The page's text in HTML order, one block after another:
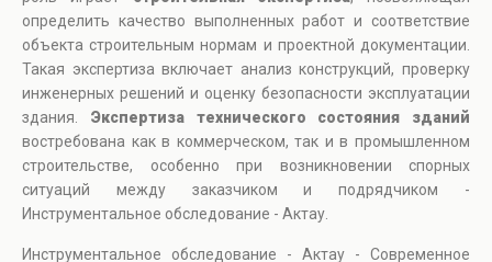
определить качество выполненных работ и соответствие
объекта строительным нормам и проектной документации.
Такая экспертиза включает анализ конструкций, проверку
инженерных решений и оценку безопасности эксплуатации
здания. Экспертиза технического состояния зданий
востребована как в коммерческом, так и в промышленном
строительстве, особенно при возникновении спорных
ситуаций между заказчиком и подрядчиком -
Инструментальное обследование - Актау.
Инструментальное обследование - Актау - Современное